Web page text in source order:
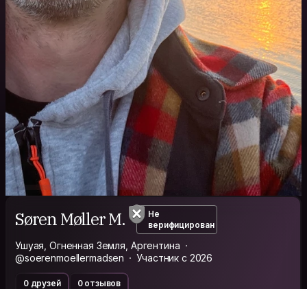
Søren Møller M.
Не
верифицирован
Ушуая, Огненная Земля, Аргентина
@soerenmoellermadsen
Участник с 2026
0 друзей 0 отзывов